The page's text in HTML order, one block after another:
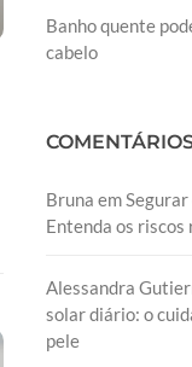
Banho quente
cabelo
Bruna em
Entenda os riscos
Alessandra
solar diário: o
pele